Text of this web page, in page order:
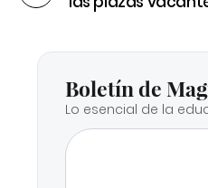
Boletín de
Lo esencial de la